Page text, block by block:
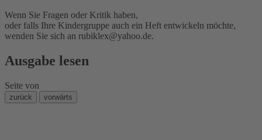
Wenn Sie Fragen oder Kritik haben,
oder falls Ihre Kindergruppe auch ein Heft entwickeln möchte,
wenden Sie sich an rubiklex@yahoo.de.
Ausgabe lesen
Seite von
zurück vorwärts